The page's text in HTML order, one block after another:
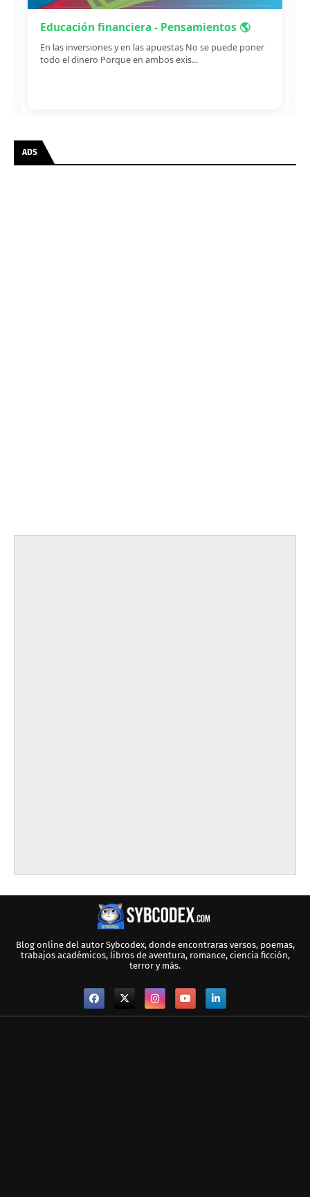
Educación financiera - Pensamientos 🌎
En las inversiones y en las apuestas No se puede poner
todo el dinero Porque en ambos exis...
ADS
Blog online del autor Sybcodex, donde encontraras versos, poemas,
trabajos académicos, libros de aventura, romance, ciencia ficción,
terror y más.